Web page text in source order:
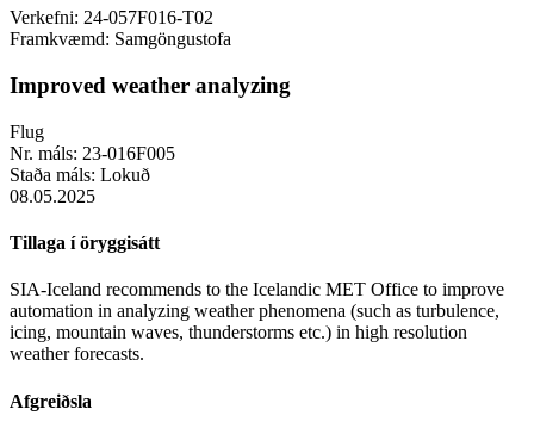
Verkefni: 24-057F016-T02
Framkvæmd: Samgöngustofa
Improved weather analyzing
Flug
Nr. máls: 23-016F005
Staða máls: Lokuð
08.05.2025
Tillaga í öryggisátt
SIA-Iceland recommends to the Icelandic MET Office to improve
automation in analyzing weather phenomena (such as turbulence,
icing, mountain waves, thunderstorms etc.) in high resolution
weather forecasts.
Afgreiðsla